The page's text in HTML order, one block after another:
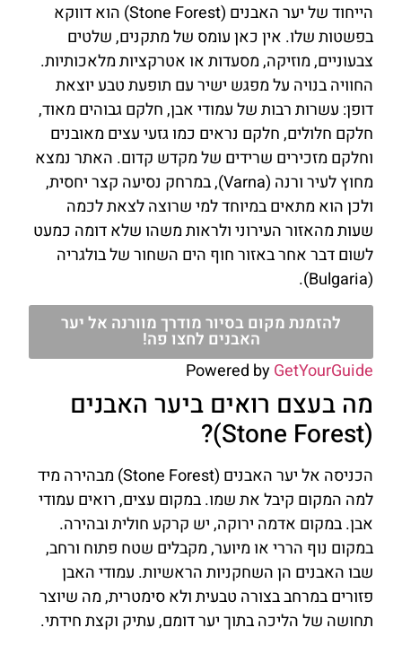
הייחוד של יער האבנים (Stone Forest) הוא דווקא
בפשטות שלו. אין כאן עומס של מתקנים, שלטים
צבעוניים, מוזיקה, מסעדות או אטרקציות מלאכותיות.
החוויה בנויה על מפגש ישיר עם תופעת טבע יוצאת
דופן: עשרות רבות של עמודי אבן, חלקם גבוהים מאוד,
חלקם חלולים, חלקם נראים כמו גזעי עצים מאובנים
וחלקם מזכירים שרידים של מקדש קדום. האתר נמצא
מחוץ לעיר ורנה (Varna), במרחק נסיעה קצר יחסית,
ולכן הוא מתאים במיוחד למי שרוצה לצאת לכמה
שעות מהאזור העירוני ולראות משהו שלא דומה כמעט
לשום דבר אחר באזור חוף הים השחור של בולגריה
(Bulgaria).
להזמנת מקום בסיור מודרך מוורנה אל יער
האבנים לחצו פה!
Powered byGetYourGuide
מה בעצם רואים ביער האבנים
(Stone Forest)?
הכניסה אל יער האבנים (Stone Forest) מבהירה מיד
למה המקום קיבל את שמו. במקום עצים, רואים עמודי
אבן. במקום אדמה ירוקה, יש קרקע חולית ובהירה.
במקום נוף הררי או מיוער, מקבלים שטח פתוח ורחב,
שבו האבנים הן השחקניות הראשיות. עמודי האבן
פזורים במרחב בצורה טבעית ולא סימטרית, מה שיוצר
תחושה של הליכה בתוך יער דומם, עתיק וקצת חידתי.